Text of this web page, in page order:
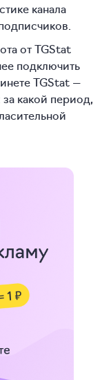
канала
от TGStat
подключить
TGStat —
какой период,